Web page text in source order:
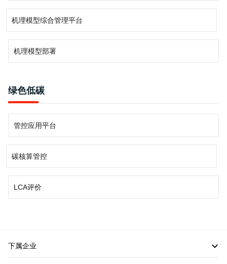
机理模型综合管理平台
机理模型部署
绿色低碳
管控应用平台
碳核算管控
LCA评价
下属企业